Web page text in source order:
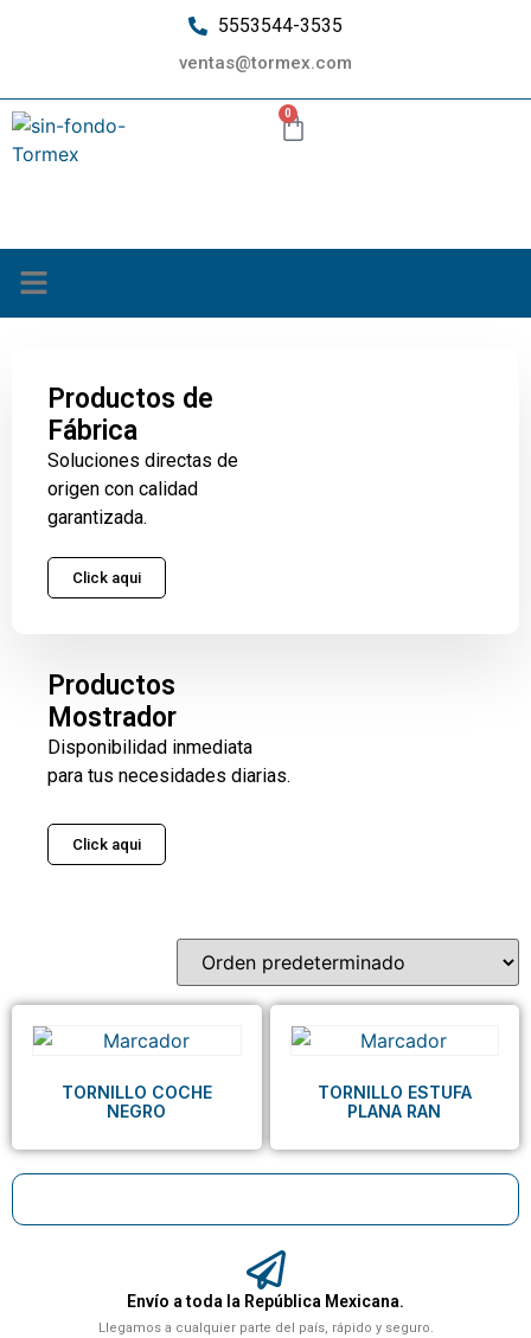
5553544-3535
ventas@tormex.com
0
Envío a toda la República Mexicana.
Llegamos a cualquier parte del país, rápido y seguro.
Productos de
Fábrica
Soluciones directas de
origen con calidad
garantizada.
Click aqui
Productos
Mostrador
Disponibilidad inmediata
para tus necesidades diarias.
Click aqui
TORNILLO COCHE
NEGRO
TORNILLO ESTUFA
PLANA RAN